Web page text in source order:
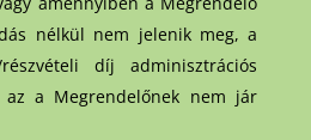
nélkül nem jelenik meg, a
díj adminisztrációs
a Megrendelőnek nem jár